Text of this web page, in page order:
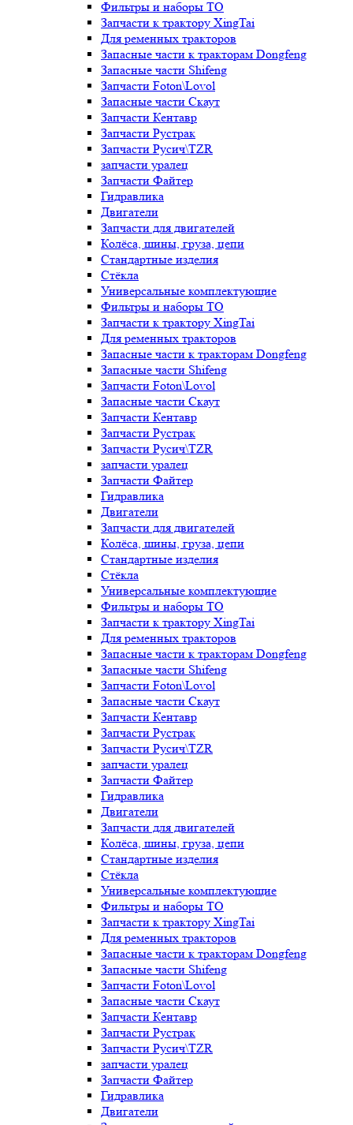
Фильтры и наборы ТО
Запчасти к трактору XingTai
Для ременных тракторов
Запасные части к тракторам Dongfeng
Запасные части Shifeng
Запчасти Foton\Lovol
Запасные части Скаут
Запчасти Кентавр
Запчасти Рустрак
Запчасти Русич\TZR
запчасти уралец
Запчасти Файтер
Гидравлика
Двигатели
Запчасти для двигателей
Колёса, шины, груза, цепи
Стандартные изделия
Стёкла
Универсальные комплектующие
Фильтры и наборы ТО
Запчасти к трактору XingTai
Для ременных тракторов
Запасные части к тракторам Dongfeng
Запасные части Shifeng
Запчасти Foton\Lovol
Запасные части Скаут
Запчасти Кентавр
Запчасти Рустрак
Запчасти Русич\TZR
запчасти уралец
Запчасти Файтер
Гидравлика
Двигатели
Запчасти для двигателей
Колёса, шины, груза, цепи
Стандартные изделия
Стёкла
Универсальные комплектующие
Фильтры и наборы ТО
Запчасти к трактору XingTai
Для ременных тракторов
Запасные части к тракторам Dongfeng
Запасные части Shifeng
Запчасти Foton\Lovol
Запасные части Скаут
Запчасти Кентавр
Запчасти Рустрак
Запчасти Русич\TZR
запчасти уралец
Запчасти Файтер
Гидравлика
Двигатели
Запчасти для двигателей
Колёса, шины, груза, цепи
Стандартные изделия
Стёкла
Универсальные комплектующие
Фильтры и наборы ТО
Запчасти к трактору XingTai
Для ременных тракторов
Запасные части к тракторам Dongfeng
Запасные части Shifeng
Запчасти Foton\Lovol
Запасные части Скаут
Запчасти Кентавр
Запчасти Рустрак
Запчасти Русич\TZR
запчасти уралец
Запчасти Файтер
Гидравлика
Двигатели